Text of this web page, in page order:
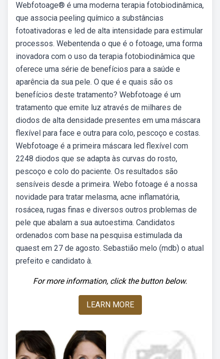
Webfotoage® é uma moderna terapia fotobiodinâmica,
que associa peeling químico a substâncias
fotoativadoras e led de alta intensidade para estimular
processos. Webentenda o que é o fotoage, uma forma
inovadora com o uso da terapia fotobiodinâmica que
oferece uma série de benefícios para a saúde e
aparência da sua pele. O que é e quais são os
benefícios deste tratamento? Webfotoage é um
tratamento que emite luz através de milhares de
diodos de alta densidade presentes em uma máscara
flexível para face e outra para colo, pescoço e costas.
Webfotoage é a primeira máscara led flexível com
2248 diodos que se adapta às curvas do rosto,
pescoço e colo do paciente. Os resultados são
sensíveis desde a primeira. Webo fotoage é a nossa
novidade para tratar melasma, acne inflamatória,
rosácea, rugas finas e diversos outros problemas de
pele que abalam a sua autoestima. Candidatos
ordenados com base na pesquisa estimulada da
quaest em 27 de agosto. Sebastião melo (mdb) o atual
prefeito e candidato à.
For more information, click the button below.
LEARN MORE